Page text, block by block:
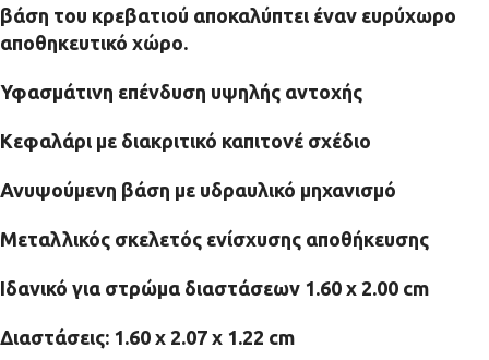
βάση του κρεβατιού αποκαλύπτει έναν ευρύχωρο
αποθηκευτικό χώρο.
Υφασμάτινη επένδυση υψηλής αντοχής
Κεφαλάρι με διακριτικό καπιτονέ σχέδιο
Ανυψούμενη βάση με υδραυλικό μηχανισμό
Μεταλλικός σκελετός ενίσχυσης αποθήκευσης
Ιδανικό για στρώμα διαστάσεων 1.60 x 2.00 cm
Διαστάσεις: 1.60 x 2.07 x 1.22 cm